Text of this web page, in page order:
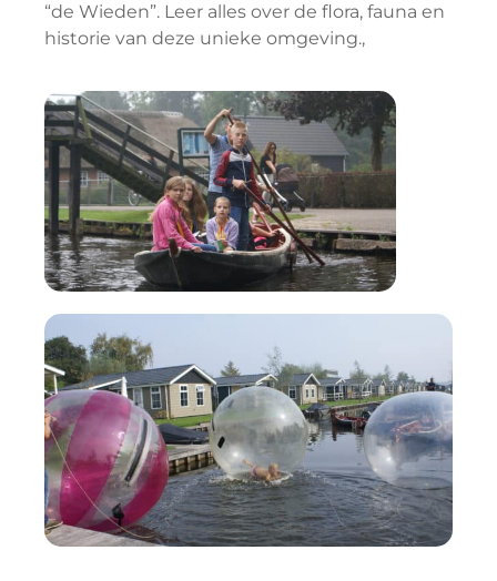
“de Wieden”. Leer alles over de flora, fauna en
historie van deze unieke omgeving.,